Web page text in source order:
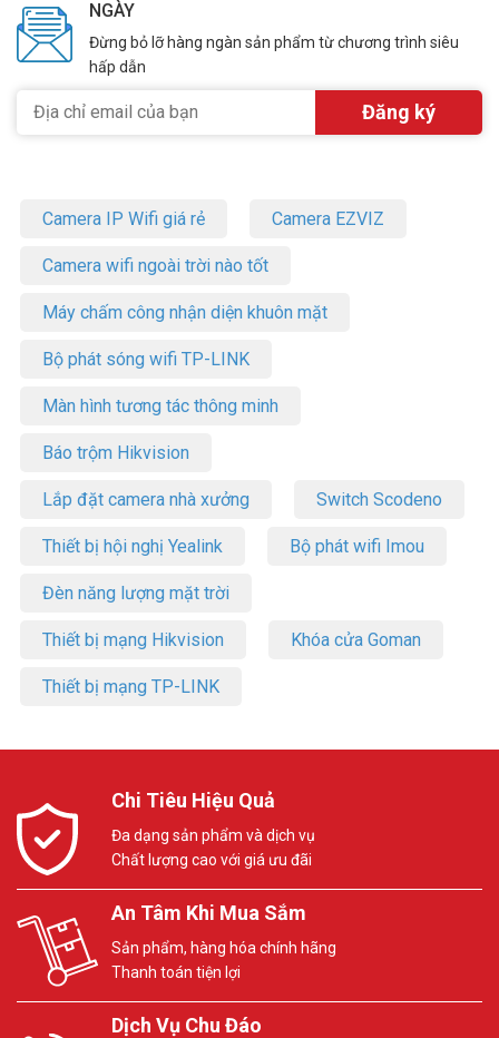
NGÀY
Đừng bỏ lỡ hàng ngàn sản phẩm từ chương trình siêu
hấp dẫn
Camera IP Wifi giá rẻ Camera EZVIZ
Camera wifi ngoài trời nào tốt
Máy chấm công nhận diện khuôn mặt
Bộ phát sóng wifi TP-LINK
Màn hình tương tác thông minh
Báo trộm Hikvision
Lắp đặt camera nhà xưởng Switch Scodeno
Thiết bị hội nghị Yealink Bộ phát wifi Imou
Đèn năng lượng mặt trời
Thiết bị mạng Hikvision Khóa cửa Goman
Thiết bị mạng TP-LINK
Chi Tiêu Hiệu Quả
Đa dạng sản phẩm và dịch vụ
Chất lượng cao với giá ưu đãi
An Tâm Khi Mua Sắm
Sản phẩm, hàng hóa chính hãng
Thanh toán tiện lợi
Dịch Vụ Chu Đáo